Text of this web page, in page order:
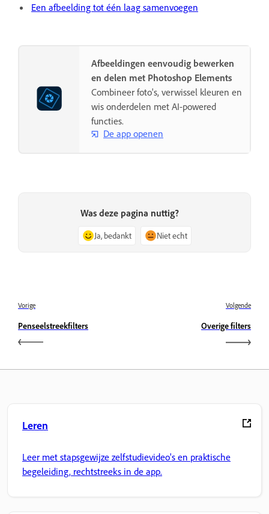
Een afbeelding tot één laag samenvoegen
Afbeeldingen eenvoudig bewerken
en delen met Photoshop Elements
Combineer foto's, verwissel kleuren en
wis onderdelen met AI-powered
functies.
De app openen
Was deze pagina nuttig?
Ja, bedankt Niet echt
Vorige
Penseelstreekfilters
Volgende
Overige filters
Leren
Leer met stapsgewijze zelfstudievideo's en praktische
begeleiding, rechtstreeks in de app.